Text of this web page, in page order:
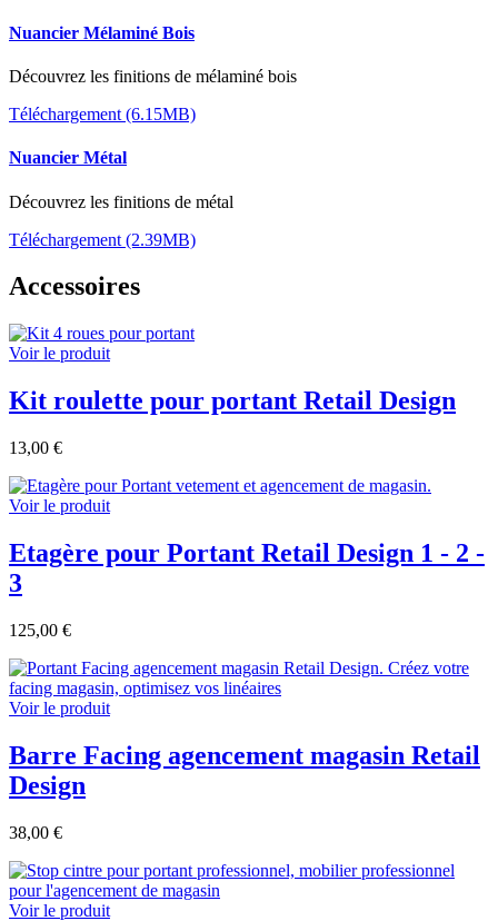
Nuancier Mélaminé Bois
Découvrez les finitions de mélaminé bois
Téléchargement (6.15MB)
Nuancier Métal
Découvrez les finitions de métal
Téléchargement (2.39MB)
Accessoires
Voir le produit
Kit roulette pour portant Retail Design
13,00 €
Voir le produit
Etagère pour Portant Retail Design 1 - 2 -
3
125,00 €
Voir le produit
Barre Facing agencement magasin Retail
Design
38,00 €
Voir le produit